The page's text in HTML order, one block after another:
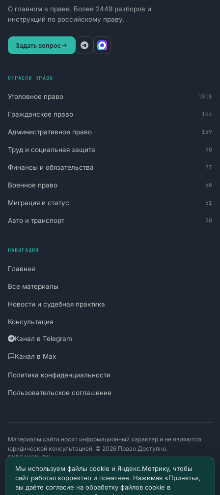
О главном в праве. Более 2449 разборов и
инструкций по российскому праву.
Задать вопрос
ОТРАСЛИ ПРАВА
Уголовное право 1818
Гражданское право 164
Административное право 159
Труд и социальная защита 90
Финансы и обязательства 77
Военное право 60
Миграция и статус 51
Авто и транспорт 30
НАВИГАЦИЯ
Главная
Все материалы
Новости и судебная практика
Консультация
Канал в Telegram
Канал в Max
Политика конфиденциальности
Пользовательское соглашение
Материалы сайта носят информационный характер и не являются
юридической консультацией. © 2026 Право Доступно.
SUDZAKON.RU
Оператор персональных данных: ООО «ЯЛАНЖИ И ПАРТНЕРЫ»
ИНН 9717182760 · ОГРН 1257700370641
129085, г. Москва, проезд Ольминского, д. 4, помещ. 8н
Мы используем файлы cookie и Яндекс.Метрику, чтобы
сайт работал корректно и понятнее. Нажимая «Принять»,
вы даёте согласие на обработку файлов cookie в